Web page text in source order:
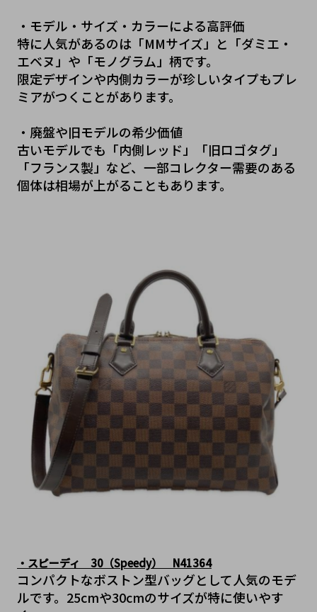
・モデル・サイズ・カラーによる高評価
特に人気があるのは「MMサイズ」と「ダミエ・
エベヌ」や「モノグラム」柄です。
限定デザインや内側カラーが珍しいタイプもプレ
ミアがつくことがあります。
・廃盤や旧モデルの希少価値
古いモデルでも「内側レッド」「旧ロゴタグ」
「フランス製」など、一部コレクター需要のある
個体は相場が上がることもあります。
・スピーディ　30（Speedy）　N41364
コンパクトなボストン型バッグとして人気のモデ
ルです。25cmや30cmのサイズが特に使いやす